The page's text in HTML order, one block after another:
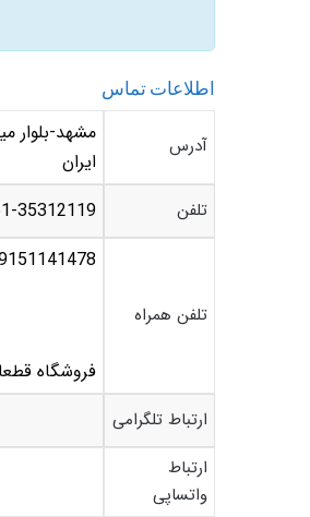
اطلاعات تماس
آدرس
ایران
تلفن 35312119
تلفن همراه
فروشگاه قطعات
ارتباط تلگرامی
ارتباط
واتساپی